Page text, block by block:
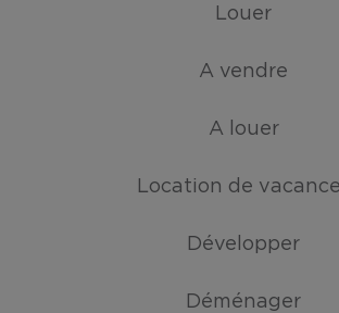
Louer
A vendre
A louer
Location de
Développer
Déménager